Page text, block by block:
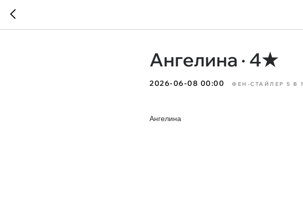
Ангелина · 4★
2026-06-08 00:00 ФЕН-СТАЙЛЕР 5 В 1
Ангелина